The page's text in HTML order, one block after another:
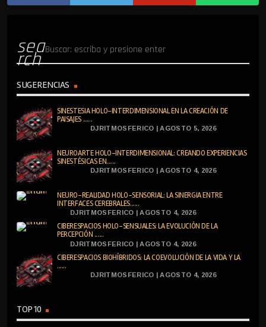
sea
rch
SUGERENCIAS
SINESTESIA HOLO-INTERDIMENSIONAL EN LA CREACIÓN DE
PAISAJES ......
DJRITMOSFERICO | AGOSTO 5, 2026
NEUROARTE HOLO-INTERDIMENSIONAL: CREANDO EXPERIENCIAS
SINESTÉSICAS EN......
DJRITMOSFERICO | AGOSTO 4, 2026
NEURO-REALIDAD HOLO-SENSORIAL: LA SINERGIA ENTRE
INTERFACES CEREBRALES......
DJRITMOSFERICO | AGOSTO 4, 2026
CIBERESPACIOS HOLO-SENSUALES: LA EVOLUCIÓN DE LA
PERCEPCIÓN ......
DJRITMOSFERICO | AGOSTO 4, 2026
CIBERESPACIOS BIOHÍBRIDOS: LA COEVOLUCIÓN DE LA VIDA Y LA
......
DJRITMOSFERICO | AGOSTO 4, 2026
TOP 10